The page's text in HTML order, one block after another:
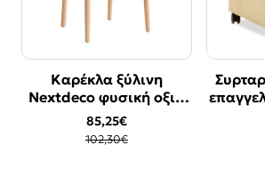
Bestseller
-17%
Καρέκλα ξύλινη
Nextdeco φυσική οξιά
Υ76χ53.3x57εκ.
85,25€
102,30€